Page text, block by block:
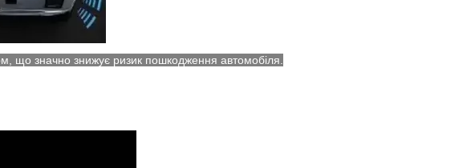
що значно знижує ризик пошкодження автомобіля.